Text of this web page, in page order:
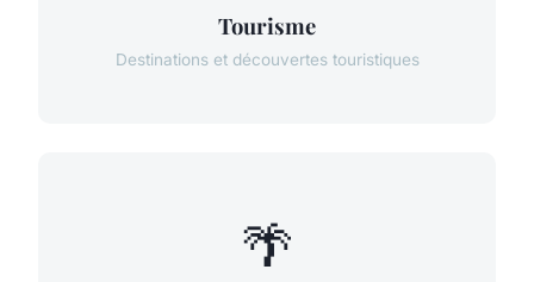
Tourisme
Destinations et découvertes touristiques
🌴